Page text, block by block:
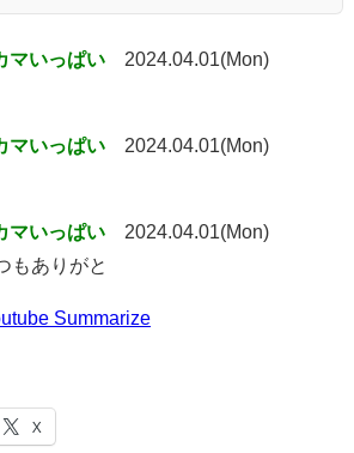
マいっぱい
2024.04.01(Mon)
マいっぱい
2024.04.01(Mon)
マいっぱい
2024.04.01(Mon)
もありがと
Summarize
X